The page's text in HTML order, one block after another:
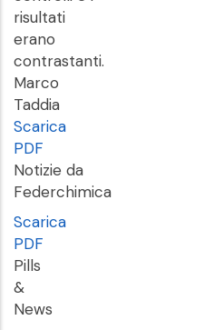
risultati
erano
contrastanti.
Marco
Taddia
Scarica
PDF
Notizie da
Federchimica
Scarica
PDF
Pills
&
News